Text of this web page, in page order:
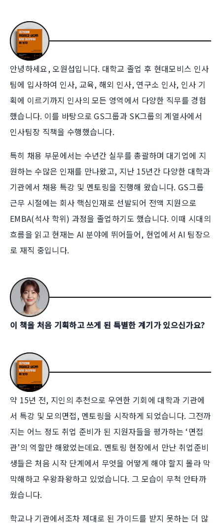
안녕하세요, 오원섭입니다. 대학교 졸업 후 현대모비스 인사
팀에 입사하여 인사, 교육, 해외 인사, 연구소 인사, 인사 기
획에 이르기까지 인사의 모든 영역에서 다양한 직무를 경험
했습니다. 이를 바탕으로 GS그룹과 SK그룹의 계열사에서
인사팀장 직책을 수행했습니다.
특히 채용 부문에서는 수년간 실무를 총괄하며 대기업에 지
원하는 수많은 인재를 만나왔고, 지난 15년간 다양한 대학과
기관에서 채용 특강 및 멘토링을 진행해 왔습니다. GS그룹
근무 시절에는 회사 핵심인재로 선발되어 전액 지원으로
EMBA(석사 학위) 과정을 졸업하기도 했습니다. 이때 시대의
흐름을 읽고 현재는 AI 분야에 뛰어들어, 현업에서 AI 팀장으
로 재직 중입니다.
이 책을 처음 기획하고 쓰게 된 특별한 계기가 있으신가요?
약 15년 전, 지인의 추천으로 우연한 기회에 대학과 기관에
서 특강 및 모의면접, 멘토링을 시작하게 되었습니다. 그전까
지는 어느 정도 취업 준비가 된 지원자들을 평가하는 ‘면접
관’의 역할만 해왔었는데요. 멘토링 현장에서 만난 취업준비
생들은 처음 시작 단계에서 무엇을 어떻게 해야 할지 몰라 막
막해하고 우왕좌왕하고 있었습니다. 그 모습이 무척 안타까
웠습니다.
학교나 기관에서조차 제대로 된 가이드를 받지 못하는 더 많